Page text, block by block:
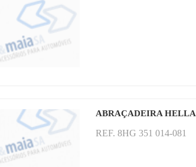
ABRAÇADEIRA HELLA
REF. 8HG 351 014-081